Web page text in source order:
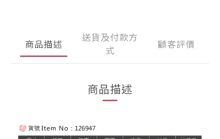
商品描述
送貨及付款方
式
顧客評價
商品描述